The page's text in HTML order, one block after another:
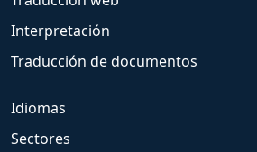
Interpretación
Traducción de documentos
Idiomas
Sectores